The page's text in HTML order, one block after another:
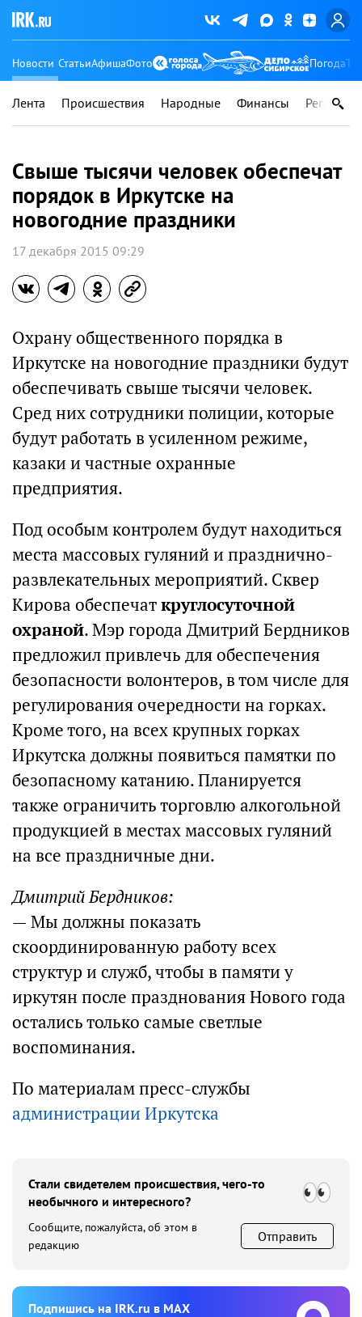
Новости СтатьиАфишаФото Погода
Лента Происшествия Народные Финансы Регионы
Свыше тысячи человек обеспечат
порядок в Иркутске на
новогодние праздники
17 декабря 2015 09:29
Охрану общественного порядка в
Иркутске на новогодние праздники будут
обеспечивать свыше тысячи человек.
Сред них сотрудники полиции, которые
будут работать в усиленном режиме,
казаки и частные охранные
предприятия.
Под особым контролем будут находиться
места массовых гуляний и празднично-
развлекательных мероприятий. Сквер
Кирова обеспечаткруглосуточной
охраной. Мэр города Дмитрий Бердников
предложил привлечь для обеспечения
безопасности волонтеров, в том числе для
регулирования очередности на горках.
Кроме того, на всех крупных горках
Иркутска должны появиться памятки по
безопасному катанию. Планируется
также ограничить торговлю алкогольной
продукцией в местах массовых гуляний
на все праздничные дни.
Дмитрий Бердников:
— Мы должны показать
скоординированную работу всех
структур и служб, чтобы в памяти у
иркутян после празднования Нового года
остались только самые светлые
воспоминания.
По материалам пресс-службы
администрации Иркутска
Стали свидетелем происшествия, чего-то
необычного и интересного?
Сообщите, пожалуйста, об этом в
редакцию
Отправить
Подпишиcь на IRK.ru в MAX